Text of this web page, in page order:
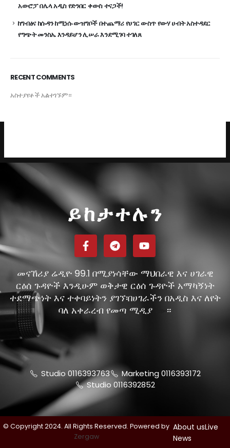
አውሮፓ በሌላ አዲስ የድንበር ቀውስ ተናጋች!
ከግብፅና ከሱዳን ከሚነሱ ውዝግቦች በተጨማሪ የሀገር ውስጥ የውሃ ሀብት አስተዳደር
የግጭት መንስኤ እንዳይሆን ሊሠራ እንደሚገባ ተገለጸ
RECENT COMMENTS
አስተያየቶች አልተገኙም።
ይከታተሉን
መናኸሪያ ሬዲዮ 99.1 በሚያነሳቸው ማህበራዊ እና ሀገራዊ
ርዕሰ ጉዳዮች እንዲሁም ወቅታዊ ርዕሰ ጉዳዮች አማካኝነት
ተደማጭነት እና ተቀባይነትን ያገኘ፡በሀገራችን በአዲስ እና ለየት
ባለ አቀራረብ የመጣ ሚዲያ
።
Studio 0116393763
Marketing 0116393172
Studio 0116392852
© Copyright 2024. All Rights Reserved. Powered by
Zergaw
About usLive
News